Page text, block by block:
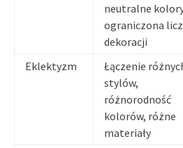
neutralne
ograniczona
dekoracji
Eklektyzm
Łączenie
stylów,
różnorodność
kolorów, różne
materiały